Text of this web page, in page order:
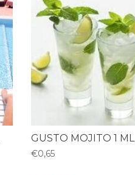
GUSTO MOJITO 1 ML
€0,65